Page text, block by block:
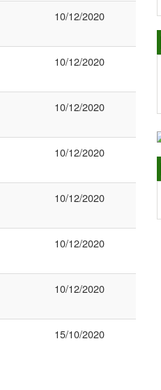
10/12/2020
10/12/2020
10/12/2020
10/12/2020
10/12/2020
10/12/2020
10/12/2020
15/10/2020